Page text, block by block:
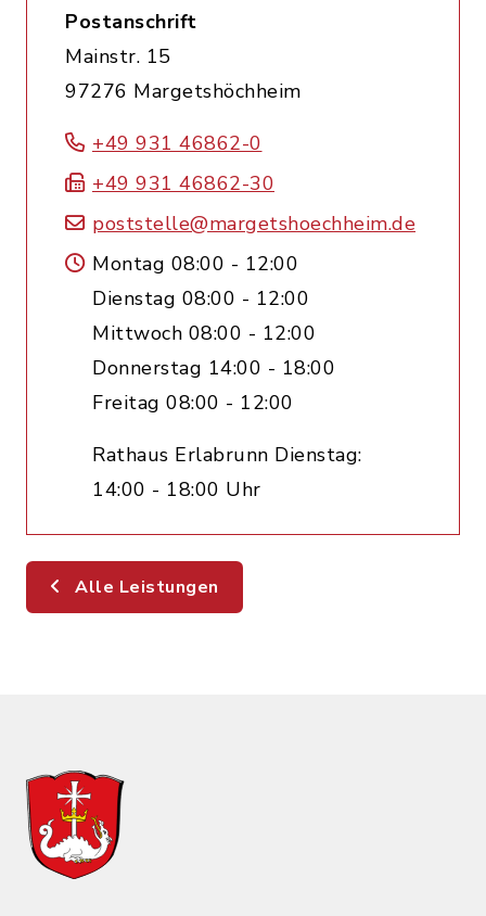
Postanschrift
Mainstr. 15
97276 Margetshöchheim
+49 931 46862-0
+49 931 46862-30
poststelle@margetshoechheim.de
Montag 08:00 - 12:00
Dienstag 08:00 - 12:00
Mittwoch 08:00 - 12:00
Donnerstag 14:00 - 18:00
Freitag 08:00 - 12:00
Rathaus Erlabrunn Dienstag:
14:00 - 18:00 Uhr
Alle Leistungen